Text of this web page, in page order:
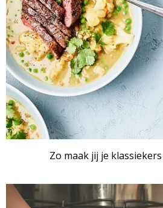
Zo maak jij je